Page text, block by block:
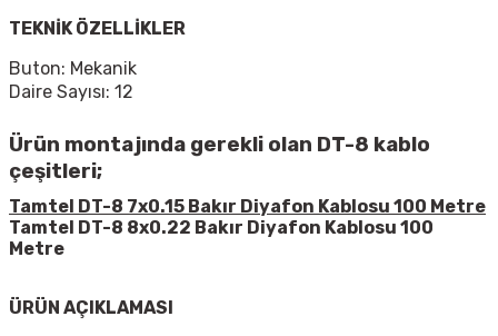
TEKNİK ÖZELLİKLER
Buton: Mekanik
Daire Sayısı: 12
Ürün montajında gerekli olan DT-8 kablo
çeşitleri;
Tamtel DT-8 7x0.15 Bakır Diyafon Kablosu 100 Metre
Tamtel DT-8 8x0.22 Bakır Diyafon Kablosu 100
Metre
ÜRÜN AÇIKLAMASI